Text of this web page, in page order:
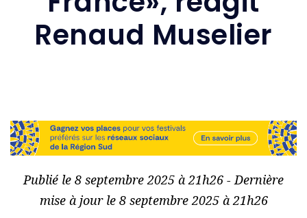
Renaud Muselier
Publié le 8 septembre 2025 à 21h26 - Dernière
mise à jour le 8 septembre 2025 à 21h26